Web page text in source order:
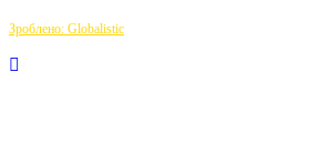
Зроблено: Globalistic